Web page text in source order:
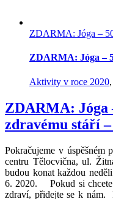
ZDARMA: Jóga –
ZDARMA: Jóga –
Aktivity v roce 2020,
ZDARMA: Jóga
zdravému stáří –
Pokračujeme v úspěšném
centru Tělocvična, ul.
budou konat každou
6. 2020. Pokud si chcete
zdraví, přidejte se k nám.